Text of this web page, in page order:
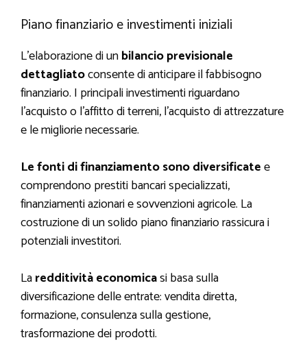
Piano finanziario e investimenti iniziali
L’elaborazione di unbilancio previsionale
dettagliatoconsente di anticipare il fabbisogno
finanziario. I principali investimenti riguardano
l’acquisto o l’affitto di terreni, l’acquisto di attrezzature
e le migliorie necessarie.
Le fonti di finanziamento sono diversificatee
comprendono prestiti bancari specializzati,
finanziamenti azionari e sovvenzioni agricole. La
costruzione di un solido piano finanziario rassicura i
potenziali investitori.
Laredditività economicasi basa sulla
diversificazione delle entrate: vendita diretta,
formazione, consulenza sulla gestione,
trasformazione dei prodotti.